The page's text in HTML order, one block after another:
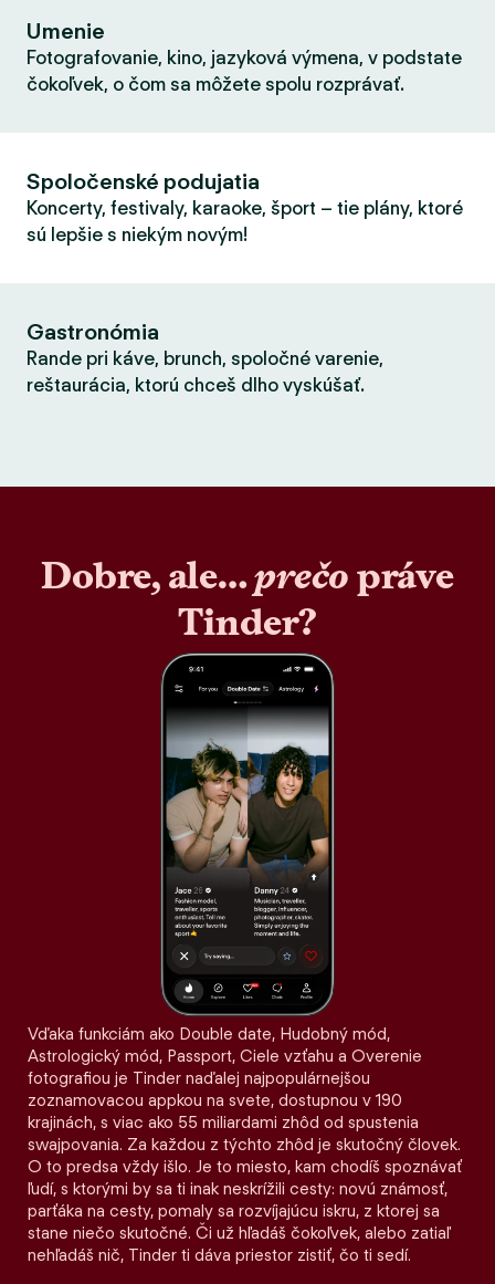
Umenie
Fotografovanie, kino, jazyková výmena, v podstate
čokoľvek, o čom sa môžete spolu rozprávať.
Spoločenské podujatia
Koncerty, festivaly, karaoke, šport – tie plány, ktoré
sú lepšie s niekým novým!
Gastronómia
Rande pri káve, brunch, spoločné varenie,
reštaurácia, ktorú chceš dlho vyskúšať.
Dobre, ale…prečopráve
Tinder?
Vďaka funkciám ako Double date, Hudobný mód,
Astrologický mód, Passport, Ciele vzťahu a Overenie
fotografiou je Tinder naďalej najpopulárnejšou
zoznamovacou appkou na svete, dostupnou v 190
krajinách, s viac ako 55 miliardami zhôd od spustenia
swajpovania. Za každou z týchto zhôd je skutočný človek.
O to predsa vždy išlo. Je to miesto, kam chodíš spoznávať
ľudí, s ktorými by sa ti inak neskrížili cesty: novú známosť,
parťáka na cesty, pomaly sa rozvíjajúcu iskru, z ktorej sa
stane niečo skutočné. Či už hľadáš čokoľvek, alebo zatiaľ
nehľadáš nič, Tinder ti dáva priestor zistiť, čo ti sedí.